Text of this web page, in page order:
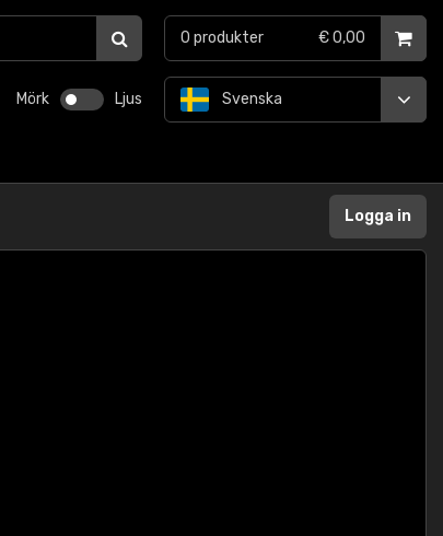
Mörk Ljus Svenska
0 produkter € 0,00
Logga in